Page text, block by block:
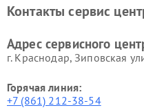
Контакты сервис
Адрес сервисного
г. Краснодар, Зиповская
Горячая линия:
+7 (861) 212-38-54